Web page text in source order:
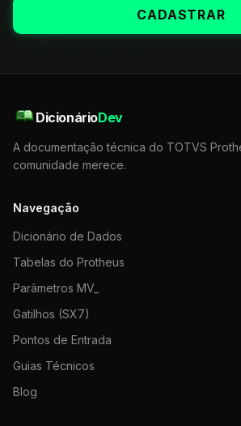
CADASTRAR
DicionárioDev
A documentação técnica do TOTVS
comunidade merece.
Navegação
Dicionário de Dados
Tabelas do Protheus
Parâmetros MV_
Gatilhos (SX7)
Pontos de Entrada
Guias Técnicos
Blog